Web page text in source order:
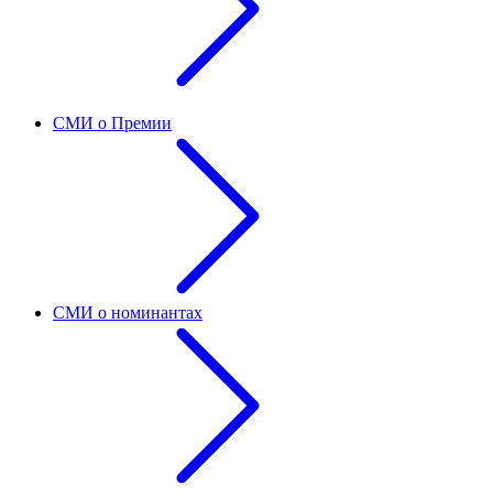
СМИ о Премии
СМИ о номинантах